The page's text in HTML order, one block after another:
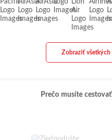
Zobraziť
Prečo musíte